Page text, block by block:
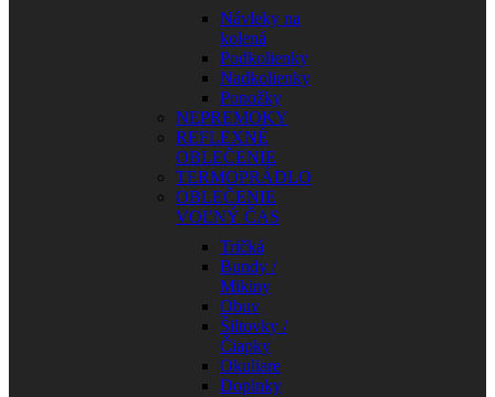
Návleky na
kolená
Podkolienky
Nadkolienky
Ponožky
NEPREMOKY
REFLEXNÉ
OBLEČENIE
TERMOPRÁDLO
OBLEČENIE
VOĽNÝ ČAS
Tričká
Bundy /
Mikiny
Obuv
Šiltovky /
Čiapky
Okuliare
Doplnky